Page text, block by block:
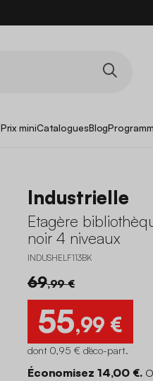
Prix miniCataloguesBlog
Industrielle
Etagère
noir 4 niveaux
INDUSHELF113BK
69,99 €
55,99 €
dont 0,95 € d'éco-part.
Économisez 14,00 €.